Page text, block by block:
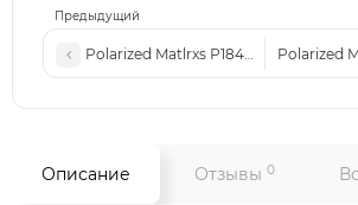
Предыдущий
Polarized Matlrxs Р1840 с1 черные-
Polarized
Описание Отзывы 0